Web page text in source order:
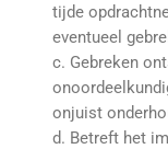
tijde
eventueel
c. Gebreken
onjuist
d. Betreft het